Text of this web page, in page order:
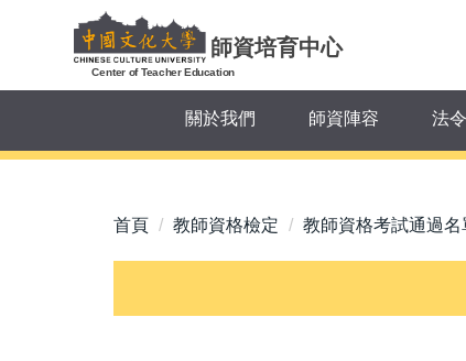
要
容
師資培育中心
Center of Teacher Education
關於我們 師資陣容 法
首頁 教師資格檢定 教師資格考試通過名